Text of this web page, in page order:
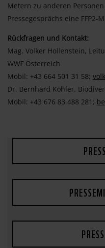
Metern zu anderen
Pressegesprächs eine FFP2-
Rückfragen und Kontakt:
Mag. Volker Hollenstein,
WWF Österreich
Mobil: +43 664 501 31 58;
Dr. Bernhard Kohler,
Mobil: +43 676 83 488 281;